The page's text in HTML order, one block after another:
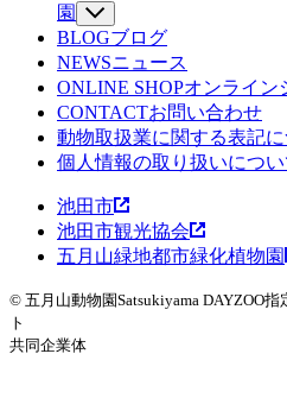
園
SPECIES
WOMBAT TV
LEARNING魅力発見
EVENTイベント
WOMBAT TOWN
プ
BLOGブログ
NEWSニュース
ONLINE SHOPオンライン
CONTACTお問い合わせ
動物取扱業に関する表記に
個人情報の取り扱いについ
池田市
池田市観光協会
五月山緑地都市緑化植物園
© 五月山動物園Satsukiyama DAYZOO指
ト
共同企業体